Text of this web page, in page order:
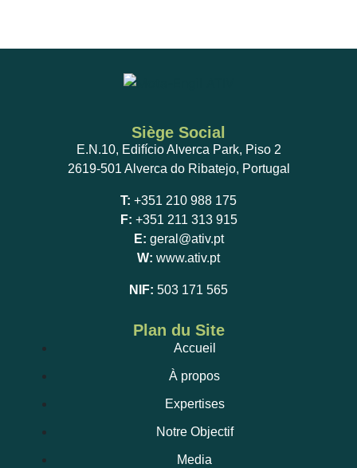
Siège Social
E.N.10, Edifício Alverca Park, Piso 2
2619-501 Alverca do Ribatejo, Portugal
T: +351 210 988 175
F: +351 211 313 915
E: geral@ativ.pt
W: www.ativ.pt
NIF: 503 171 565
Plan du Site
Accueil
À propos
Expertises
Notre Objectif
Media